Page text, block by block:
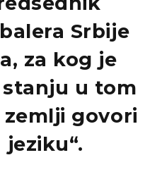
Srbije
za kog je
u tom
govori
jeziku“.